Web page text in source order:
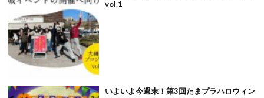
vol.1
いよいよ今週末！第3回たまプラハロウィン